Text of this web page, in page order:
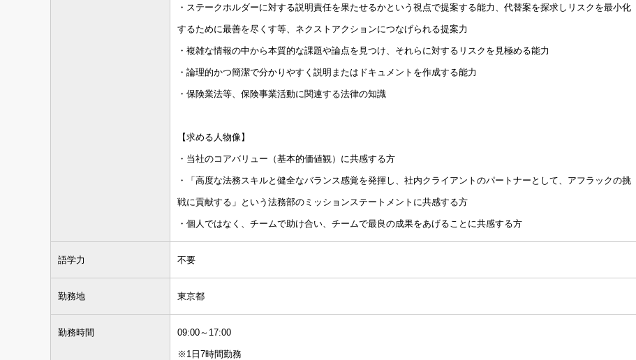
・ステークホルダーに対する説明責任を果たせるかという視点で提案する能力、代替案を探求しリスクを最小化
するために最善を尽くす等、ネクストアクションにつなげられる提案力
・複雑な情報の中から本質的な課題や論点を見つけ、それらに対するリスクを見極める能力
・論理的かつ簡潔で分かりやすく説明またはドキュメントを作成する能力
・保険業法等、保険事業活動に関連する法律の知識
【求める人物像】
・当社のコアバリュー（基本的価値観）に共感する方
・「高度な法務スキルと健全なバランス感覚を発揮し、社内クライアントのパートナーとして、アフラックの挑
戦に貢献する」という法務部のミッションステートメントに共感する方
・個人ではなく、チームで助け合い、チームで最良の成果をあげることに共感する方
語学力 不要
勤務地 東京都
勤務時間 09:00～17:00
※1日7時間勤務